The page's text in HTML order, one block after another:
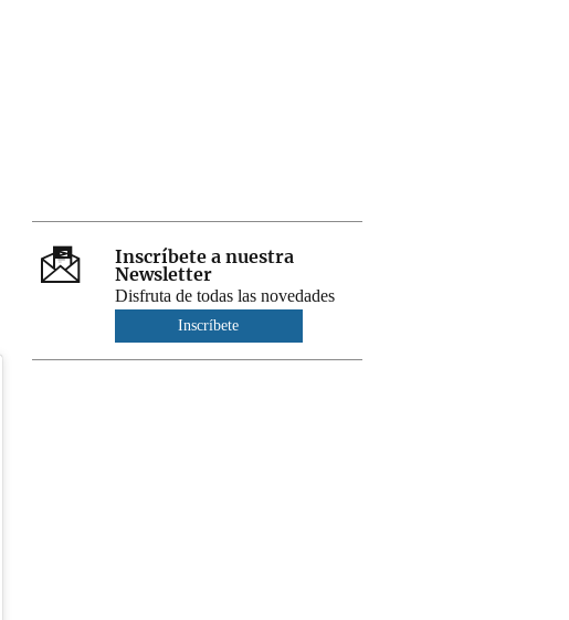
Inscríbete a nuestra
Newsletter
Disfruta de todas las novedades
Inscríbete